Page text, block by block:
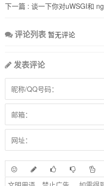
下一篇 : 谈一下你对uWSGI和
评论列表 暂无评论
发表评论